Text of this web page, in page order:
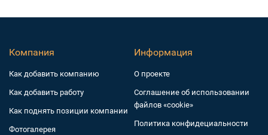
Компания
Как добавить компанию
Как добавить работу
Как поднять позиции компании
Фотогалерея
Информация
О проекте
Соглашение об использовании
файлов «cookie»
Политика конфидециальности